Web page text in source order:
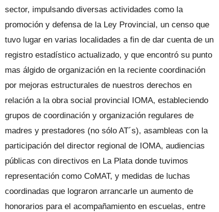
sector, impulsando diversas actividades como la
promoción y defensa de la Ley Provincial, un censo que
tuvo lugar en varias localidades a fin de dar cuenta de un
registro estadístico actualizado, y que encontró su punto
mas álgido de organización en la reciente coordinación
por mejoras estructurales de nuestros derechos en
relación a la obra social provincial IOMA, estableciendo
grupos de coordinación y organización regulares de
madres y prestadores (no sólo AT´s), asambleas con la
participación del director regional de IOMA, audiencias
públicas con directivos en La Plata donde tuvimos
representación como CoMAT, y medidas de luchas
coordinadas que lograron arrancarle un aumento de
honorarios para el acompañamiento en escuelas, entre